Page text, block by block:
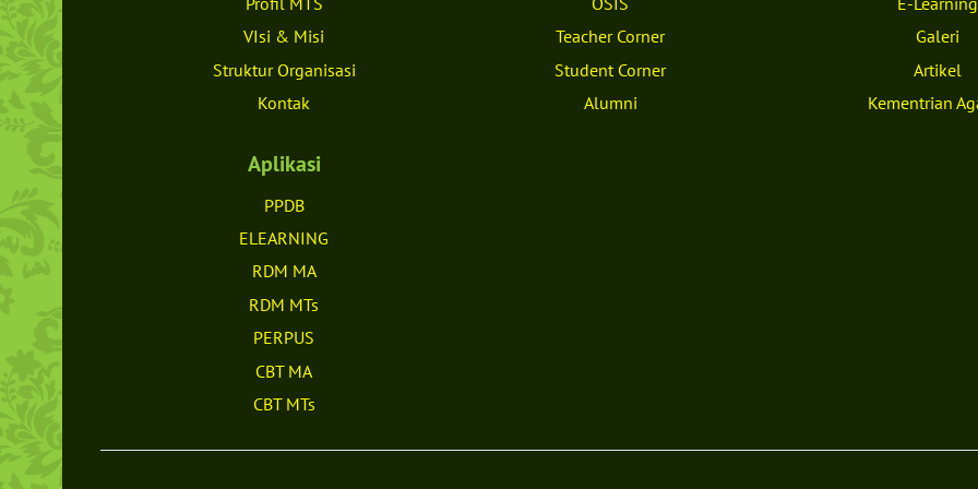
VIsi & Misi
Struktur Organisasi
Kontak
Teacher Corner
Student Corner
Alumni
Galeri
Artikel
Kementrian
Aplikasi
PPDB
ELEARNING
RDM MA
RDM MTs
PERPUS
CBT MA
CBT MTs